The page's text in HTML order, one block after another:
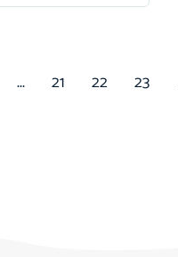
... 21 22 23